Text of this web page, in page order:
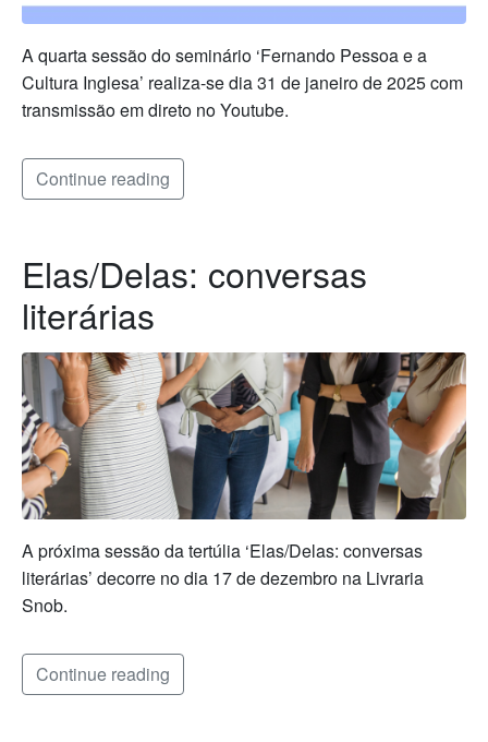
A quarta sessão do seminário ‘Fernando Pessoa e a
Cultura Inglesa’ realiza-se dia 31 de janeiro de 2025 com
transmissão em direto no Youtube.
Continue reading
Elas/Delas: conversas
literárias
A próxima sessão da tertúlia ‘Elas/Delas: conversas
literárias’ decorre no dia 17 de dezembro na Livraria
Snob.
Continue reading